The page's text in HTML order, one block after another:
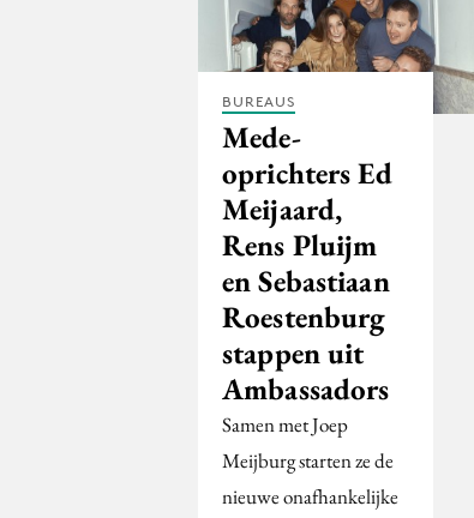
BUREAUS
Mede-
oprichters Ed
Meijaard,
Rens Pluijm
en Sebastiaan
Roestenburg
stappen uit
Ambassadors
Samen met Joep
Meijburg starten ze de
nieuwe onafhankelijke